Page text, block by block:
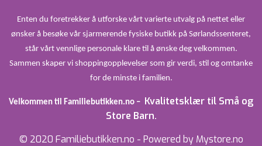
Enten du foretrekker å utforske vårt varierte utvalg på nettet eller
ønsker å besøke vår sjarmerende fysiske butikk på Sørlandssenteret,
står vårt vennlige personale klare til å ønske deg velkommen.
Sammen skaper vi shoppingopplevelser som gir verdi, stil og omtanke
for de minste i familien.
Velkommen til Familiebutikken.no – Kvalitetsklær til Små og
Store Barn.
© 2020 Familiebutikken.no - Powered by Mystore.no